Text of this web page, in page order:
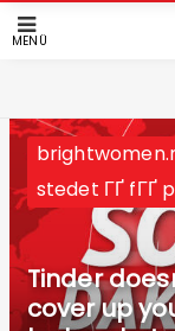
MENÜ
stedet ГҐ fГҐ
Tinder
cover up